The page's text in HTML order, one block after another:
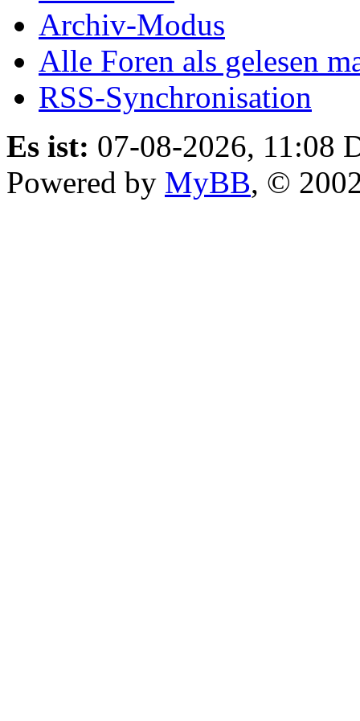
Archiv-Modus
Alle Foren als gelesen
RSS-Synchronisation
Es ist: 07-08-2026, 11:08
Powered by MyBB, ©